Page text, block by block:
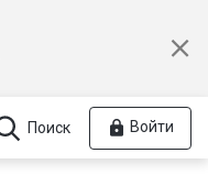
Поиск Войти